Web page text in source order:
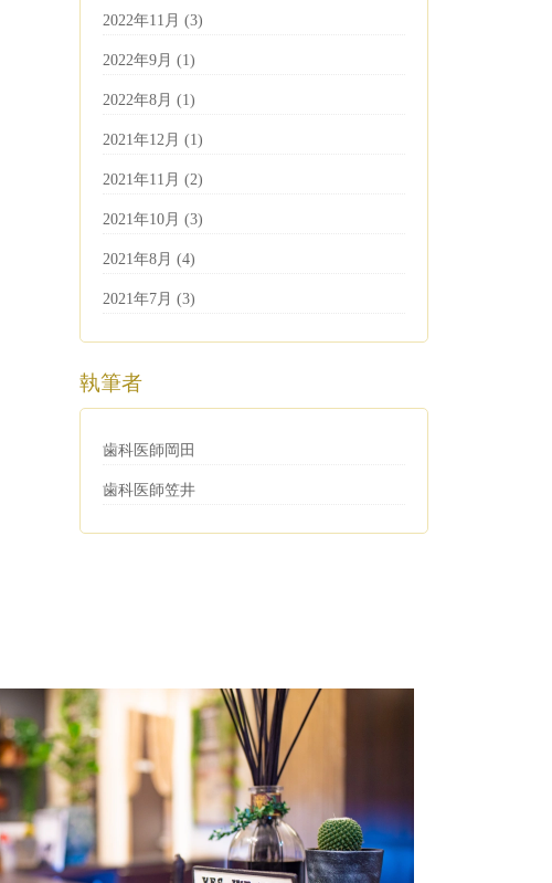
2022年11月 (3)
2022年9月 (1)
2022年8月 (1)
2021年12月 (1)
2021年11月 (2)
2021年10月 (3)
2021年8月 (4)
2021年7月 (3)
執筆者
歯科医師岡田
歯科医師笠井